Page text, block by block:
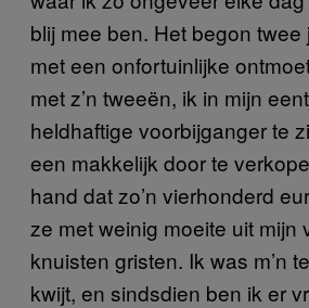
blij mee ben. Het begon
met een onfortuinlijke
met z’n tweeën, ik in mijn
heldhaftige voorbijganger te
een makkelijk door te
hand dat zo’n vierhonderd
ze met weinig moeite uit mijn
knuisten gristen. Ik was m’n
kwijt, en sindsdien ben ik er